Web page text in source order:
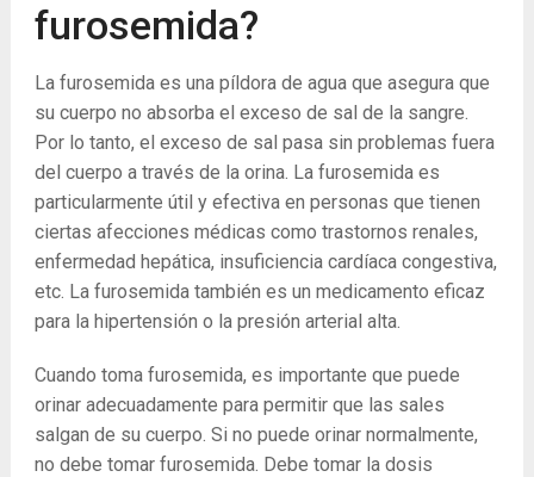
furosemida?
La furosemida es una píldora de agua que asegura que
su cuerpo no absorba el exceso de sal de la sangre.
Por lo tanto, el exceso de sal pasa sin problemas fuera
del cuerpo a través de la orina. La furosemida es
particularmente útil y efectiva en personas que tienen
ciertas afecciones médicas como trastornos renales,
enfermedad hepática, insuficiencia cardíaca congestiva,
etc. La furosemida también es un medicamento eficaz
para la hipertensión o la presión arterial alta.
Cuando toma furosemida, es importante que puede
orinar adecuadamente para permitir que las sales
salgan de su cuerpo. Si no puede orinar normalmente,
no debe tomar furosemida. Debe tomar la dosis